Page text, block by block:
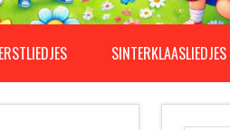
SINTERKLAASLIEDJES